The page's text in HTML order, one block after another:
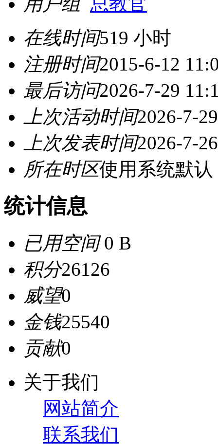
在线时间519 小时
注册时间2015-6-12
最后访问2026-7-29
上次活动时间2026-7-
上次发表时间2026-7-
所在时区使用系统默认
统计信息
已用空间0 B
积分26126
威望0
金钱25540
贡献0
关于我们
网站简介
联系我们